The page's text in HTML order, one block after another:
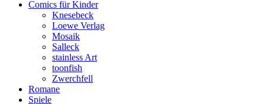
Comics für Kinder
Knesebeck
Loewe Verlag
Mosaik
Salleck
stainless Art
toonfish
Zwerchfell
Romane
Spiele